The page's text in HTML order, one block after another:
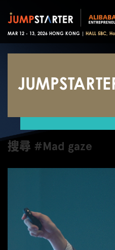
MAR 12 - 13, 2026 HONG KONG | HALL 5BC,
搜尋 #Mad gaze